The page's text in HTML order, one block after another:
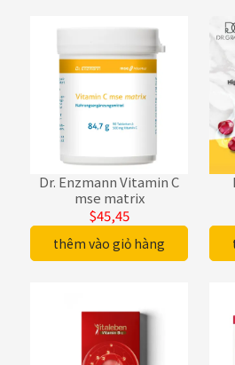
Dr. Enzmann Vitamin C
mse matrix
$45,45
thêm vào giỏ hàng